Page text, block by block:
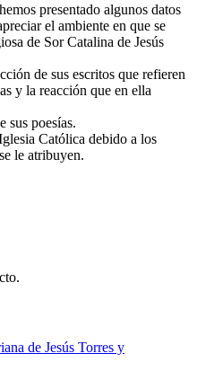
presentado algunos datos
el ambiente en que se
de Sor Catalina de Jesús
de sus escritos que refieren
y la reacción que en ella
sus poesías.
Católica debido a los
le atribuyen.